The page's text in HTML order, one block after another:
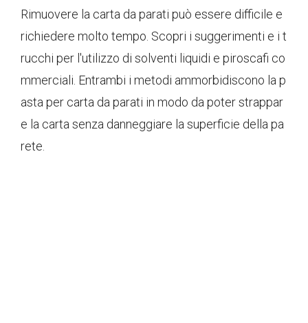
Rimuovere la carta da parati può essere difficile e
richiedere molto tempo. Scopri i suggerimenti e i t
rucchi per l'utilizzo di solventi liquidi e piroscafi co
mmerciali. Entrambi i metodi ammorbidiscono la p
asta per carta da parati in modo da poter strappar
e la carta senza danneggiare la superficie della pa
rete.